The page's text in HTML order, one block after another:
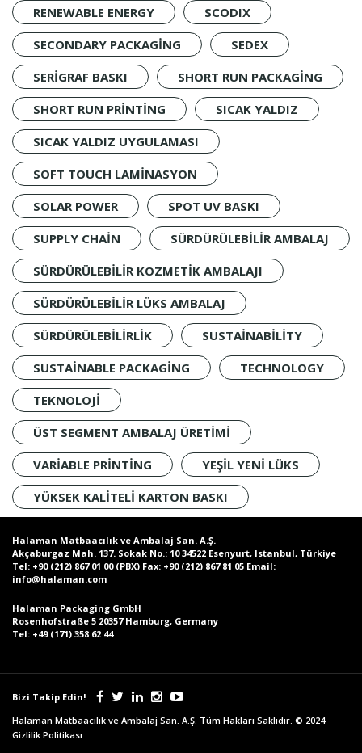
RENEWABLE ENERGY
SCODIX
SECONDARY PACKAGING
SEDEX
SERIGRAF BASKI
SHORT RUN PACKAGING
SHORT RUN PRINTING
SICAK YALDIZ
SICAK YALDIZ UYGULAMASI
SOFT TOUCH LAMINASYON
SOLAR POWER
SPOT UV BASKI
SUPPLY CHAIN
SÜRDÜRÜLEBILIR AMBALAJ
SÜRDÜRÜLEBILIR KOZMETIK AMBALAJI
SÜRDÜRÜLEBILIR LÜKS AMBALAJ
SÜRDÜRÜLEBILIRLIK
SUSTAINABILITY
SUSTAINABLE PACKAGING
TECHNOLOGY
TEKNOLOJI
ÜST SEGMENT AMBALAJ ÜRETIMI
VARIABLE PRINTING
YEŞIL YENI LÜKS
YÜKSEK KALITELI KARTON BASKI
Halaman Matbaacılık ve Ambalaj San. A.Ş.
Akçaburgaz Mah. 137. Sokak No.: 10 34522 Esenyurt, Istanbul, Türkiye
Tel: +90 (212) 867 01 00 (PBX) Fax: +90 (212) 867 81 05 Email:
info@halaman.com
Halaman Packaging GmbH
Rosenhofstraße 5 20357 Hamburg, Germany
Tel: +49 (171) 358 62 44
Bizi Takip Edin!
Halaman Matbaacılık ve Ambalaj San. A.Ş. Tüm Hakları Saklıdır. © 2024
Gizlilik Politikası